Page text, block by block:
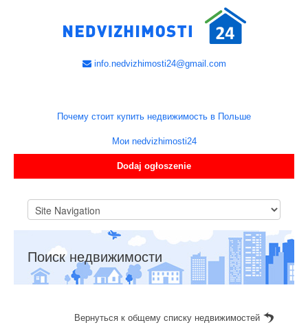
info.nedvizhimosti24@gmail.com
Почему стоит купить недвижимость в Польше
Мои nedvizhimosti24
Dodaj ogłoszenie
Поиск недвижимости
Вернуться к общему списку недвижимостей